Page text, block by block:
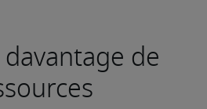
de